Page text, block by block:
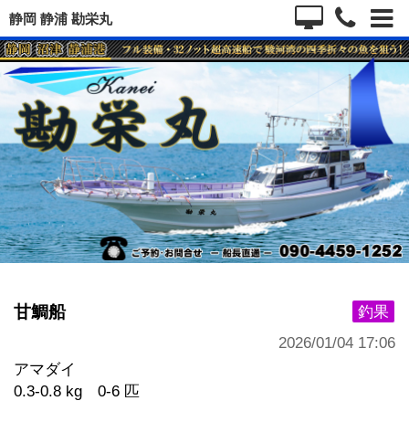
静岡 静浦 勘栄丸
釣果
甘鯛船
2026/01/04 17:06
アマダイ
0.3-0.8 kg 0-6 匹